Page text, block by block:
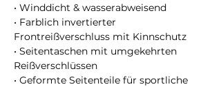
• Winddicht & wasserabweisend
• Farblich invertierter
Frontreißverschluss mit Kinnschutz
• Seitentaschen mit umgekehrten
Reißverschlüssen
• Geformte Seitenteile für sportliche